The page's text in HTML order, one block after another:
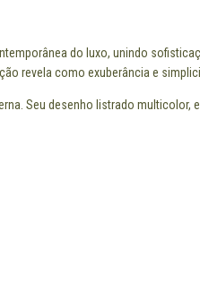
do luxo, unindo
revela como exuberância e
Seu desenho listrado